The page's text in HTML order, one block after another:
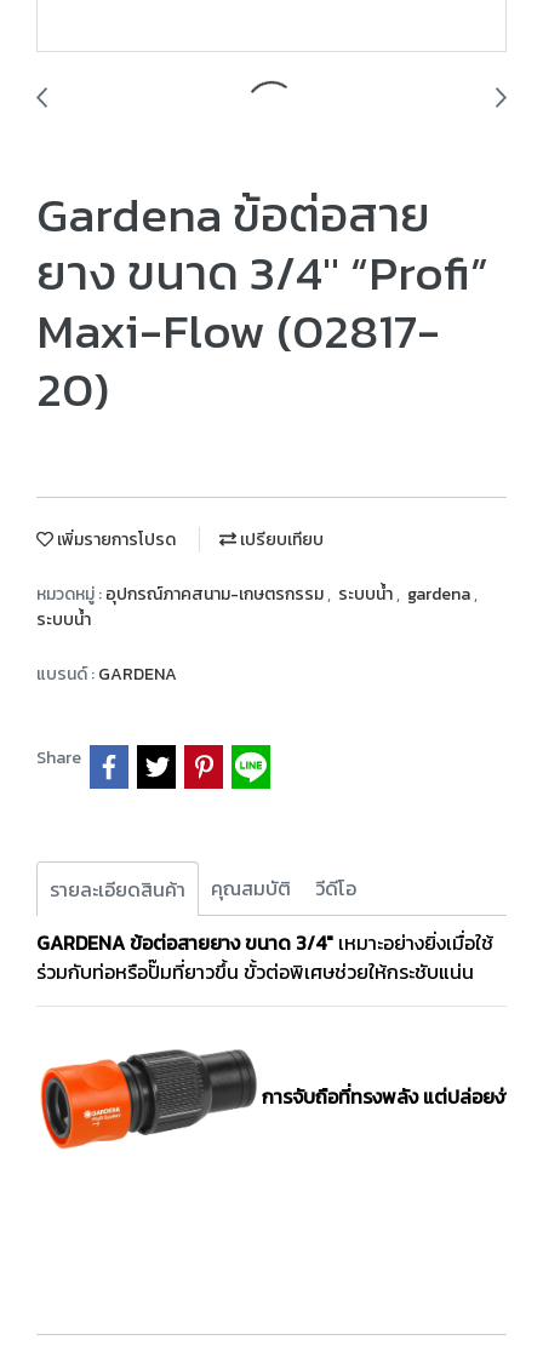
Gardena ข้อต่อสาย
ยาง ขนาด 3/4" “Profi”
Maxi-Flow (02817-
20)
เพิ่มรายการโปรด เปรียบเทียบ
หมวดหมู่ :อุปกรณ์ภาคสนาม-เกษตรกรรม, ระบบน้ำ, gardena,
ระบบน้ำ
แบรนด์ :GARDENA
Share
รายละเอียดสินค้า คุณสมบัติ
วีดีโอ
GARDENA ข้อต่อสายยาง ขนาด 3/4" เหมาะอย่างยิ่งเมื่อใช้
ร่วมกับท่อหรือปั๊มที่ยาวขึ้น ขั้วต่อพิเศษช่วยให้กระชับแน่น
การจับถือที่ทรงพลัง แต่ปล่อยง่าย